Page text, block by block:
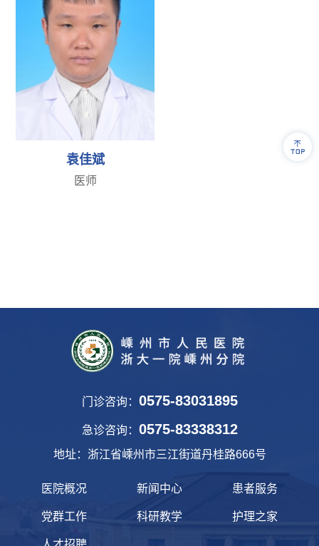
袁佳斌
医师
门诊咨询： 0575-83031895
急诊咨询： 0575-83338312
地址：浙江省嵊州市三江街道丹桂路666号
医院概况 新闻中心 患者服务
党群工作 科研教学 护理之家